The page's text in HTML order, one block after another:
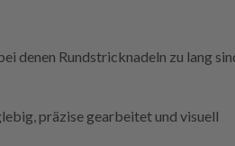
denen Rundstricknadeln zu lang
präzise gearbeitet und visuell